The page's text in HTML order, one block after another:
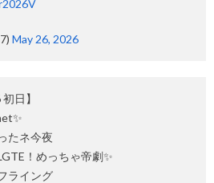
May 26, 2026
日】
たネ今夜
！めっちゃ帝劇✨
ライング